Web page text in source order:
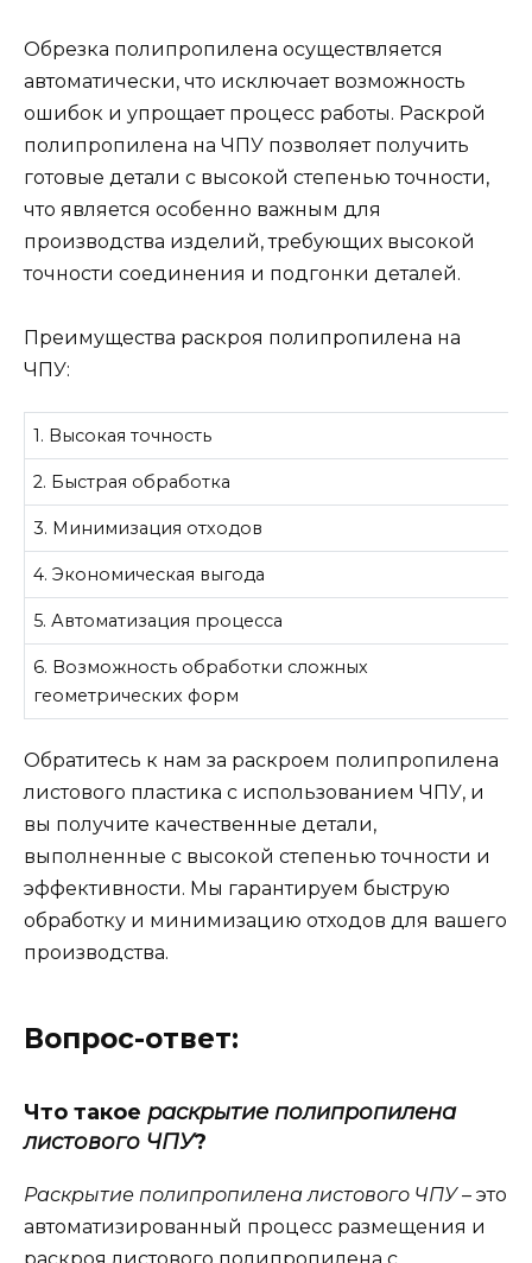
Обрезка полипропилена осуществляется
автоматически, что исключает возможность
ошибок и упрощает процесс работы. Раскрой
полипропилена на ЧПУ позволяет получить
готовые детали с высокой степенью точности,
что является особенно важным для
производства изделий, требующих высокой
точности соединения и подгонки деталей.
Преимущества раскроя полипропилена на
ЧПУ:
1. Высокая точность
2. Быстрая обработка
3. Минимизация отходов
4. Экономическая выгода
5. Автоматизация процесса
6. Возможность обработки сложных
геометрических форм
Обратитесь к нам за раскроем полипропилена
листового пластика с использованием ЧПУ, и
вы получите качественные детали,
выполненные с высокой степенью точности и
эффективности. Мы гарантируем быструю
обработку и минимизацию отходов для вашего
производства.
Вопрос-ответ:
Что такое раскрытие полипропилена
листового ЧПУ?
Раскрытие полипропилена листового ЧПУ– это
автоматизированный процесс размещения и